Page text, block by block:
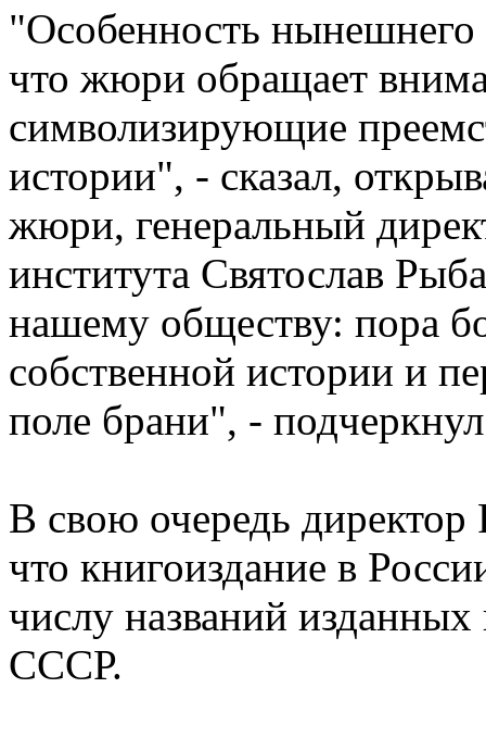
"Особенность нынешнего
что жюри обращает
символизирующие
истории", - сказал,
жюри, генеральный
института Святослав
нашему обществу: пора
собственной истории и
поле брани", -
В свою очередь
что книгоиздание в
числу названий
СССР.